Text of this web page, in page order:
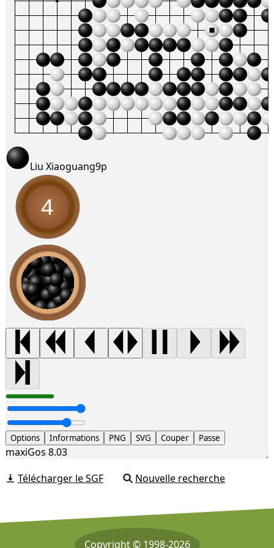
Liu Xiaoguang9p
4
Options Informations PNG SVG Couper Passe
maxiGos 8.03
Télécharger le SGF
Nouvelle recherche
Copyright © 1998-2026